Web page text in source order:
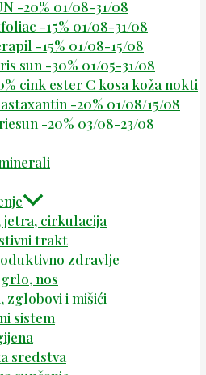
-20% 01/08-31/08
-15% 01/08-31/08
-15% 01/08-15/08
sun -30% 01/05-31/08
cink ester C kosa koža nokti
-20% 01/08/15/08
-20% 03/08-23/08
jetra, cirkulacija
trakt
zdravlje
nos
zglobovi i mišići
sistem
sredstva